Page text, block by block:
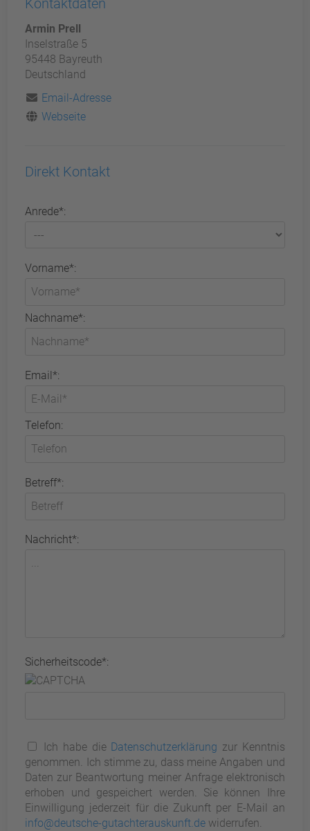
Kontaktdaten
Armin Prell
Inselstraße 5
95448 Bayreuth
Deutschland
Email-Adresse
Webseite
Direkt Kontakt
Anrede*:
Vorname*:
Nachname*:
Email*:
Telefon:
Betreff*:
Nachricht*:
Sicherheitscode*:
Ich habe die Datenschutzerklärung zur Kenntnis
genommen. Ich stimme zu, dass meine Angaben und
Daten zur Beantwortung meiner Anfrage elektronisch
erhoben und gespeichert werden. Sie können Ihre
Einwilligung jederzeit für die Zukunft per E-Mail an
info@deutsche-gutachterauskunft.de widerrufen.